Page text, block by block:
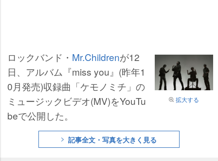
拡大する
ロックバンド・ Mr.Childrenが12
日、アルバム『miss you』(昨年1
0月発売)収録曲「ケモノミチ」の
ミュージックビデオ(MV)をYouTu
beで公開した。
記事全文・写真を大きく見る